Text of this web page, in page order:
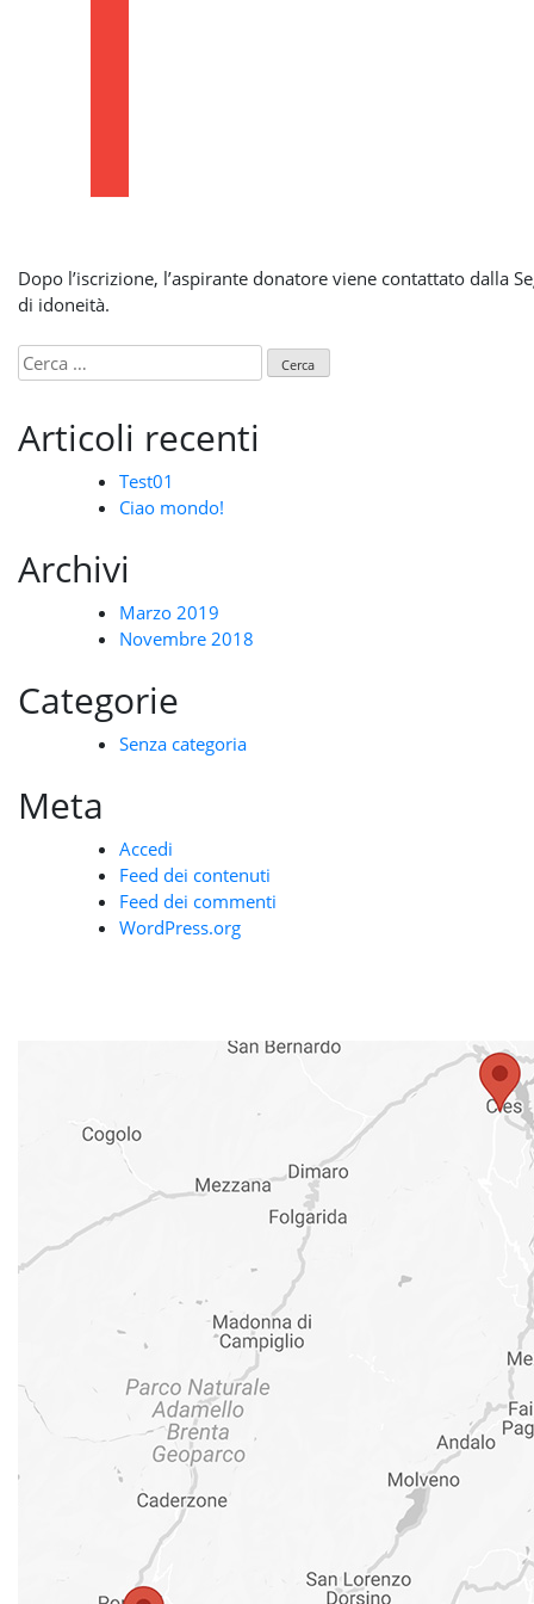
Dopo l’iscrizione, l’aspirante donatore viene contattato dalla
di idoneità.
Ricerca
per:
Articoli recenti
Test01
Ciao mondo!
Archivi
Marzo 2019
Novembre 2018
Categorie
Senza categoria
Meta
Accedi
Feed dei contenuti
Feed dei commenti
WordPress.org